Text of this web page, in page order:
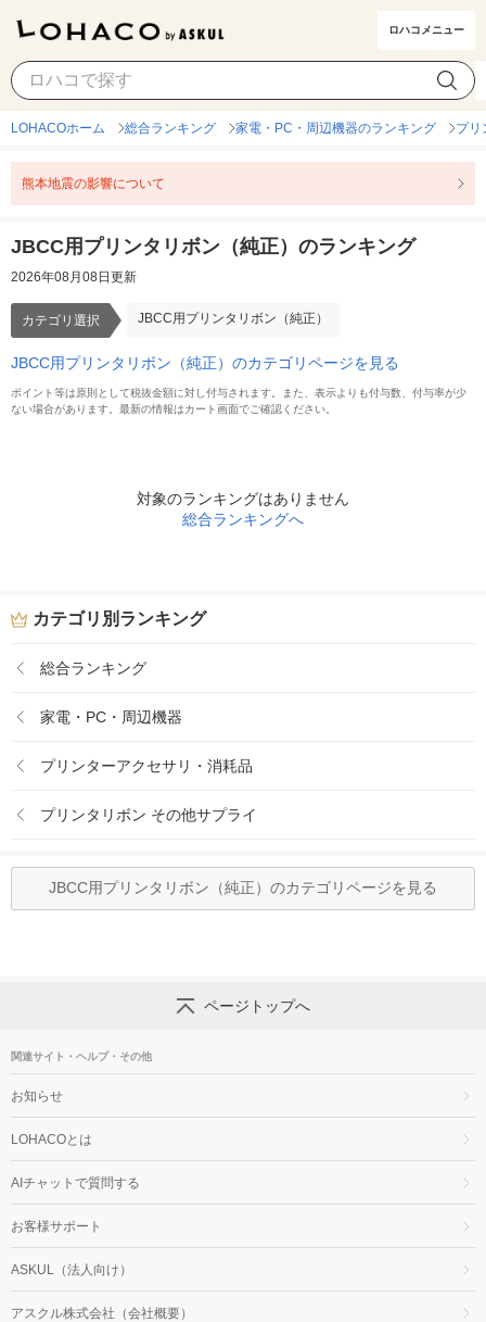
ロハコメニュー
JBCC用プリンタリボン（純正） カテゴリ選択
LOHACOホーム 総合ランキング 家電・PC・周辺機器のランキング プリ
熊本地震の影響について
JBCC用プリンタリボン（純正）のランキング
2026年08月08日更新
カテゴリ選択 JBCC用プリンタリボン（純正）
JBCC用プリンタリボン（純正）のカテゴリページを見る
ポイント等は原則として税抜金額に対し付与されます。また、表示よりも付与数、付与率が少
ない場合があります。最新の情報はカート画面でご確認ください。
対象のランキングはありません
総合ランキングへ
カテゴリ別ランキング
総合ランキング
家電・PC・周辺機器
プリンターアクセサリ・消耗品
プリンタリボン その他サプライ
JBCC用プリンタリボン（純正）のカテゴリページを見る
ページトップへ
関連サイト・ヘルプ・その他
お知らせ
LOHACOとは
AIチャットで質問する
お客様サポート
ASKUL（法人向け）
アスクル株式会社（会社概要）